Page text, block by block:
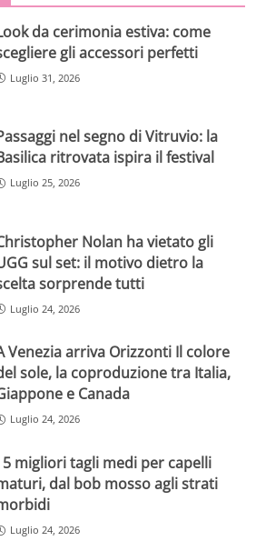
da cerimonia estiva: come
gli accessori perfetti
Luglio 31, 2026
nel segno di Vitruvio: la
ritrovata ispira il festival
Luglio 25, 2026
Nolan ha vietato gli
sul set: il motivo dietro la
sorprende tutti
Luglio 24, 2026
Venezia arriva Orizzonti Il colore
sole, la coproduzione tra Italia,
e Canada
Luglio 24, 2026
5 migliori tagli medi per capelli
dal bob mosso agli strati
Luglio 24, 2026